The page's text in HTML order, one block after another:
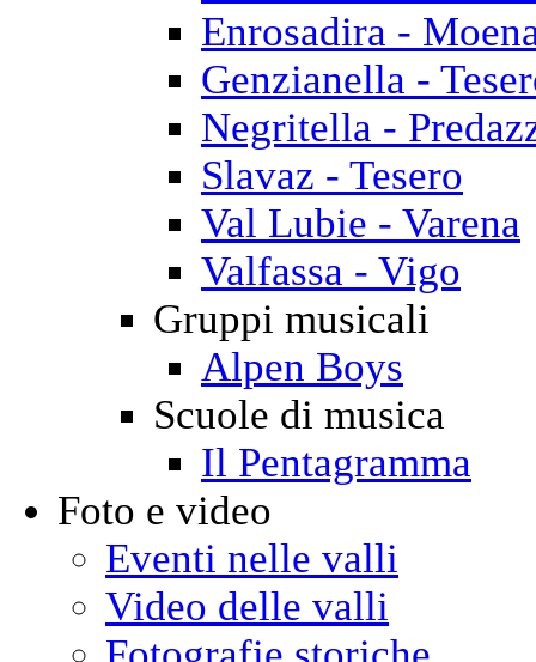
Enrosadira -
Genzianella -
Negritella -
Slavaz - Tesero
Val Lubie - Varena
Valfassa - Vigo
Gruppi musicali
Alpen Boys
Scuole di musica
Il Pentagramma
Foto e video
Eventi nelle valli
Video delle valli